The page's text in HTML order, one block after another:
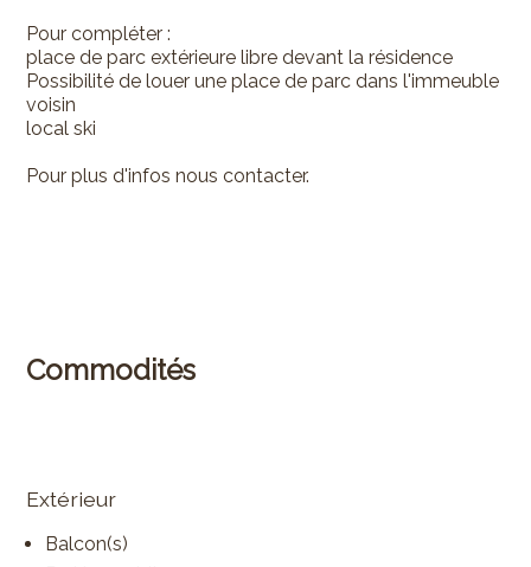
Pour compléter :
place de parc extérieure libre devant la résidence
Possibilité de louer une place de parc dans l'immeuble
voisin
local ski
Pour plus d'infos nous contacter.
Commodités
Extérieur
Balcon(s)